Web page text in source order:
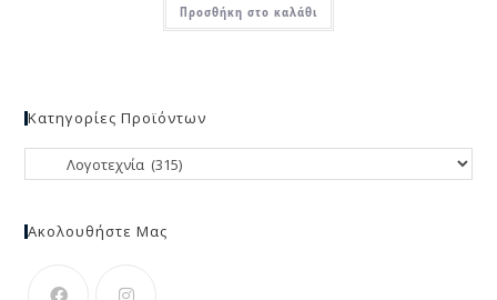
Προσθήκη στο καλάθι
Κατηγορίες Προϊόντων
Ακολουθήστε Μας